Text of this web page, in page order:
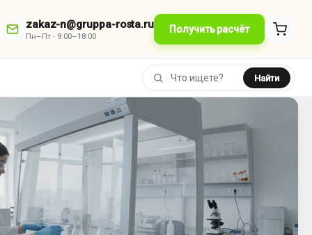
zakaz-n@gruppa-rosta.ru
Пн–Пт · 9:00–18:00
Получить расчёт
Найти